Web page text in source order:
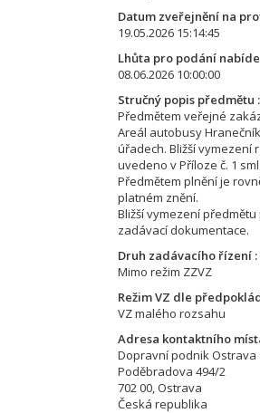
Datum zveřejnění na
19.05.2026 15:14:45
Lhůta pro podání
08.06.2026 10:00:00
Stručný popis předmětu
Předmětem veřejné
Areál autobusy
úřadech. Bližší
uvedeno v Příloze č. 1
Předmětem plnění je
platném znění.
Bližší vymezení
zadávací dokumentace.
Druh zadávacího řízení
Mimo režim ZZVZ
Režim VZ dle
VZ malého rozsahu
Adresa kontaktního
Dopravní podnik Ostrava
Poděbradova 494/2
702 00, Ostrava
Česká republika